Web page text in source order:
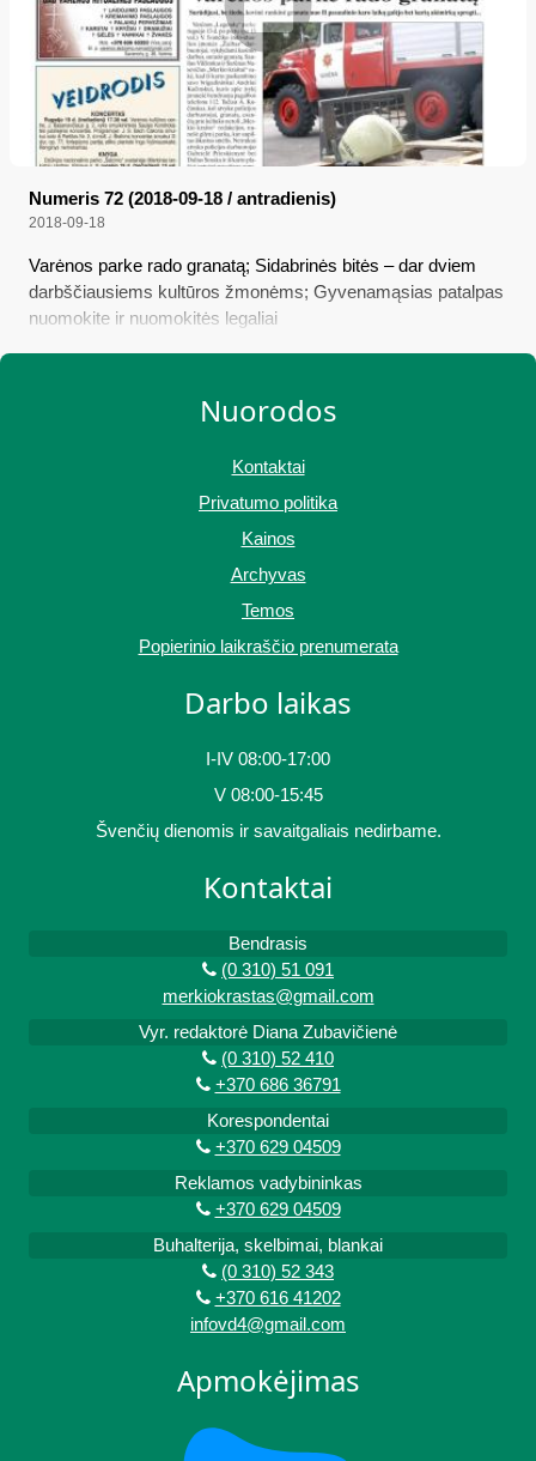
Numeris 72 (2018-09-18 / antradienis)
2018-09-18
Varėnos parke rado granatą; Sidabrinės bitės – dar dviem
darbščiausiems kultūros žmonėms; Gyvenamąsias patalpas
nuomokite ir nuomokitės legaliai
Nuorodos
Kontaktai
Privatumo politika
Kainos
Archyvas
Temos
Popierinio laikraščio prenumerata
Darbo laikas
I-IV 08:00-17:00
V 08:00-15:45
Švenčių dienomis ir savaitgaliais nedirbame.
Kontaktai
Bendrasis
(0 310) 51 091
merkiokrastas@gmail.com
Vyr. redaktorė Diana Zubavičienė
(0 310) 52 410
+370 686 36791
Korespondentai
+370 629 04509
Reklamos vadybininkas
+370 629 04509
Buhalterija, skelbimai, blankai
(0 310) 52 343
+370 616 41202
infovd4@gmail.com
Apmokėjimas